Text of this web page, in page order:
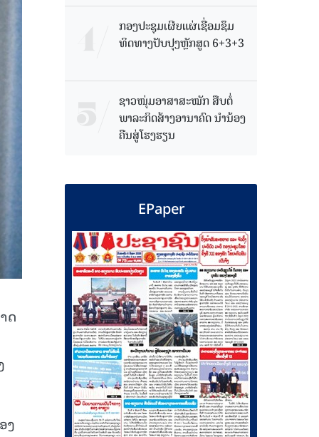
ດ
ງ
ກອງປະຊຸມເຜີຍແຜ່ເຊື່ອມຊຶມ
ທິດທາງປັບປຸງຫຼັກສູດ 6+3+3
ຊາວໜຸ່ມອາສາສະໝັກ ສືບຕໍ່
ພາລະກິດສ້າງອານາຄົດ ນໍານ້ອງ
ຄືນສູ່ໂຮງຮຽນ
EPaper